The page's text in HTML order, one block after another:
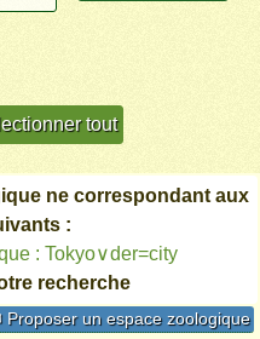
ne correspondant aux
:
: Tokyo∨der=city
recherche
Proposer un espace zoologique